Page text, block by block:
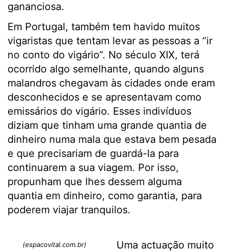
gananciosa.
Em Portugal, também tem havido muitos
vigaristas que tentam levar as pessoas a “ir
no conto do vigário”. No século XIX, terá
ocorrido algo semelhante, quando alguns
malandros chegavam às cidades onde eram
desconhecidos e se apresentavam como
emissários do vigário. Esses indivíduos
diziam que tinham uma grande quantia de
dinheiro numa mala que estava bem pesada
e que precisariam de guardá-la para
continuarem a sua viagem. Por isso,
propunham que lhes dessem alguma
quantia em dinheiro, como garantia, para
poderem viajar tranquilos.
(espacovital.com.br)
Uma actuação muito